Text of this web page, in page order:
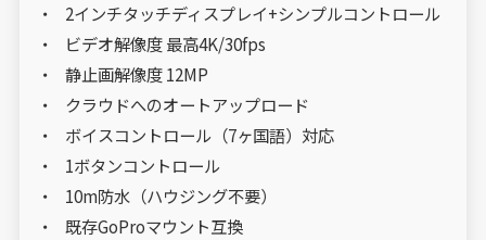
2インチタッチディスプレイ+シンプルコントロール
ビデオ解像度 最高4K/30fps
静止画解像度 12MP
クラウドへのオートアップロード
ボイスコントロール（7ヶ国語）対応
1ボタンコントロール
10m防水（ハウジング不要）
既存GoProマウント互換